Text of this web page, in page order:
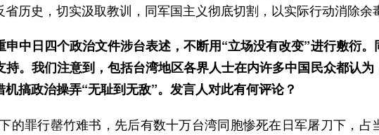
历史，切实汲取教训，同军国主义彻底切割，以实际行动消除余
中日四个政治文件涉台表述，不断用“立场没有改变”进行敷衍
。我们注意到，包括台湾地区各界人士在内许多中国民众都认
搞政治操弄“无耻到无敌”。发言人对此有何评论？
的罪行罄竹难书，先后有数十万台湾同胞惨死在日军屠刀下，占